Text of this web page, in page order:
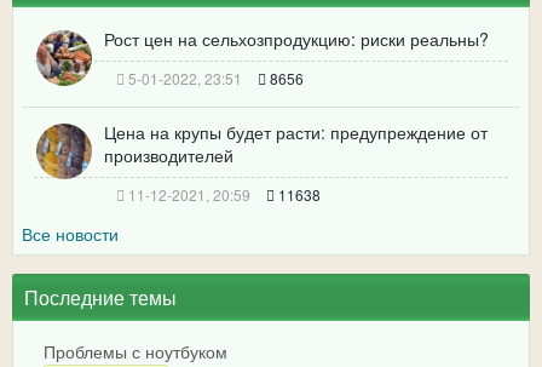
Рост цен на сельхозпродукцию: риски реальны?
5-01-2022, 23:51 8656
Цена на крупы будет расти: предупреждение от
производителей
11-12-2021, 20:59 11638
Все новости
Последние темы
Проблемы с ноутбуком